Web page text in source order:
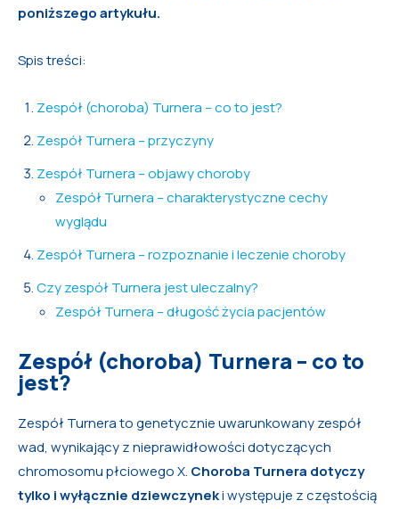
poniższego artykułu.
Spis treści:
Zespół (choroba) Turnera – co to jest?
Zespół Turnera – przyczyny
Zespół Turnera – objawy choroby
Zespół Turnera – charakterystyczne cechy
wyglądu
Zespół Turnera – rozpoznanie i leczenie choroby
Czy zespół Turnera jest uleczalny?
Zespół Turnera – długość życia pacjentów
Zespół (choroba) Turnera – co to
jest?
Zespół Turnera to genetycznie uwarunkowany zespół
wad, wynikający z nieprawidłowości dotyczących
chromosomu płciowego X. Choroba Turnera dotyczy
tylko i wyłącznie dziewczyneki występuje z częstością